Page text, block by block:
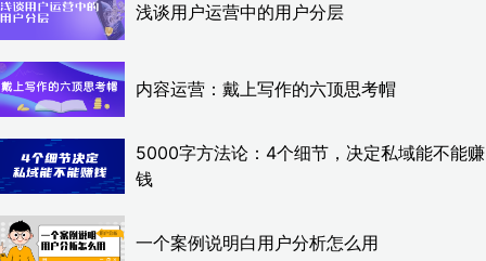
浅谈用户运营中的用户分层
内容运营：戴上写作的六顶思考帽
5000字方法论：4个细节，决定私域能不能赚
钱
一个案例说明白用户分析怎么用